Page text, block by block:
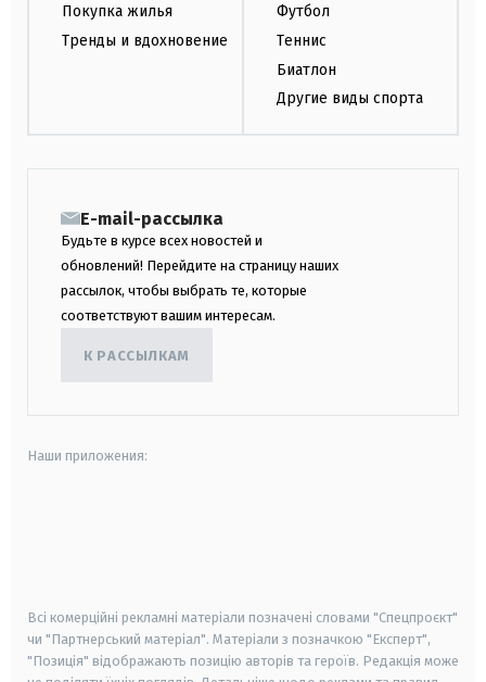
Покупка жилья
Тренды и вдохновение
Футбол
Теннис
Биатлон
Другие виды спорта
E-mail-рассылка
Будьте в курсе всех новостей и
обновлений! Перейдите на страницу наших
рассылок, чтобы выбрать те, которые
соответствуют вашим интересам.
К РАССЫЛКАМ
Наши приложения:
Всі комерційні рекламні матеріали позначені словами "Спецпроєкт"
чи "Партнерський матеріал". Матеріали з позначкою "Експерт",
"Позиція" відображають позицію авторів та героїв. Редакція може